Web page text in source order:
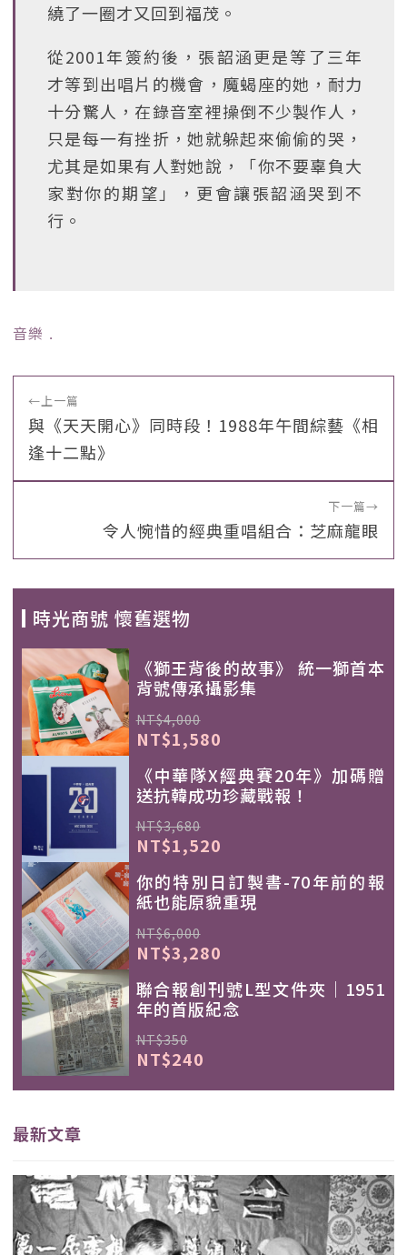
繞了一圈才又回到福茂。
從2001年簽約後，張韶涵更是等了三年
才等到出唱片的機會，魔蝎座的她，耐力
十分驚人，在錄音室裡操倒不少製作人，
只是每一有挫折，她就躲起來偷偷的哭，
尤其是如果有人對她說，「你不要辜負大
家對你的期望」，更會讓張韶涵哭到不
行。
音樂 ﹒
←上一篇
與《天天開心》同時段！1988年午間綜藝《相
逢十二點》
下一篇→
令人惋惜的經典重唱組合：芝麻龍眼
時光商號 懷舊選物
《獅王背後的故事》 統一獅首本
背號傳承攝影集
NT$4,000
NT$1,580
《中華隊X經典賽20年》加碼贈
送抗韓成功珍藏戰報！
NT$3,680
NT$1,520
你的特別日訂製書-70年前的報
紙也能原貌重現
NT$6,000
NT$3,280
聯合報創刊號L型文件夾｜1951
年的首版紀念
NT$350
NT$240
最新文章